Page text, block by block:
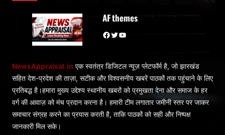
AF themes
Facebook Twitter YouTube
NewsAppraisal.in एक स्वतंत्र डिजिटल न्यूज़ प्लेटफॉर्म है, जो झारखंड
सहित देश-प्रदेश की ताज़ा, सटीक और विश्वसनीय खबरें पाठकों तक पहुंचाने के लिए
प्रतिबद्ध है।हमारा मुख्य उद्देश्य स्थानीय खबरों को प्रमुखता देना और समाज के हर
वर्ग की आवाज़ को मंच प्रदान करना है। हमारी टीम लगातार जमीनी स्तर पर जाकर
समाचार संग्रह करने का प्रयास करती है, ताकि पाठकों को सही और निष्पक्ष
जानकारी मिल सके।